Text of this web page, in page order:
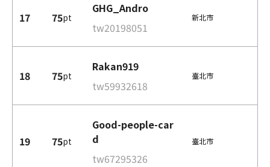
17 75pt
GHG_Andro
tw20198051
新北市
18 75pt
Rakan919
tw59932618
臺北市
19 75pt
Good-people-car
d
tw67295326
臺北市